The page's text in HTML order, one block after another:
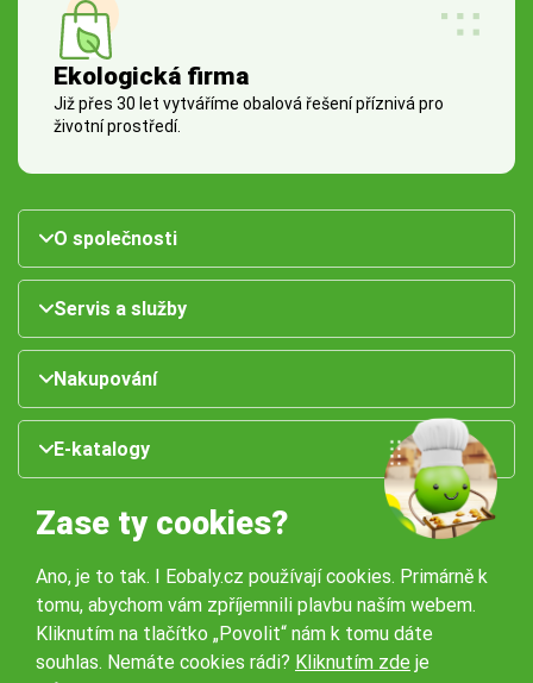
Ekologická firma
Již přes 30 let vytváříme obalová řešení příznivá pro
životní prostředí.
O společnosti
Servis a služby
Nakupování
E-katalogy
Naše pobočky:
Zase ty cookies?
Ano, je to tak. I Eobaly.cz používají cookies. Primárně k
tomu, abychom vám zpříjemnili plavbu naším webem.
Kliknutím na tlačítko „Povolit“ nám k tomu dáte
souhlas. Nemáte cookies rádi? Kliknutím zde je